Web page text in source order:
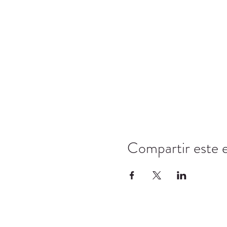
Compartir este